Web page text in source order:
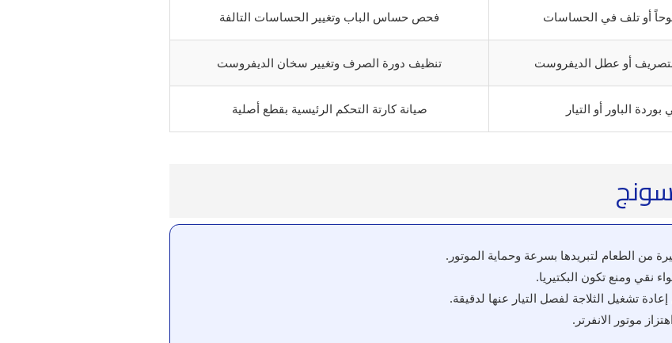
أو تلف في الحساسات فحص حساس الباب وتغيير الحساسات التالفة
أو عطل الديفروست تنظيف دورة الصرف وتغيير سخان الديفروست
الباور أو التيار صيانة كارتة التحكم الرئيسية بقطع أصلية
من الطعام لتبريدها بسرعة وحماية الموتور.
نقي ومنع تكون البكتيريا.
تشغيل الثلاجة لفصل التيار عنها لدقيقة.
موتور الانفرتر.